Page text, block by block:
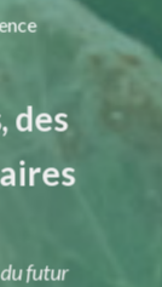
des
futur